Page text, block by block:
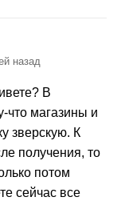
назад
В
что магазины и
зверскую. К
получения, то
потом
сейчас все